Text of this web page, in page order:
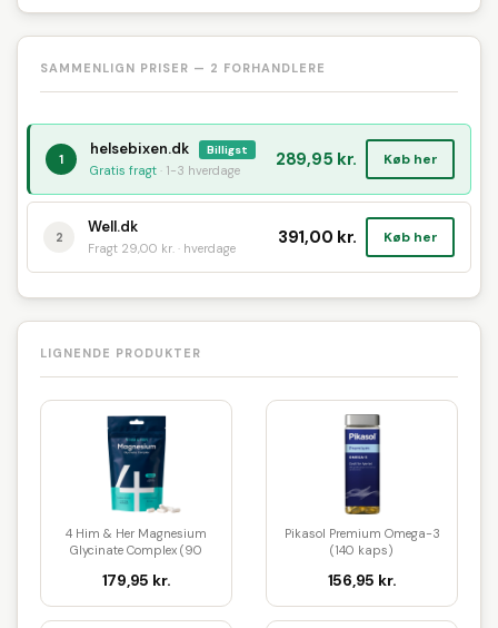
SAMMENLIGN PRISER — 2 FORHANDLERE
1
helsebixen.dk Billigst
Gratis fragt · 1-3 hverdage 289,95 kr. Køb her
2
Well.dk
Fragt 29,00 kr. · hverdage 391,00 kr. Køb her
LIGNENDE PRODUKTER
4 Him & Her Magnesium
Glycinate Complex (90
179,95 kr.
Pikasol Premium Omega-3
(140 kaps)
156,95 kr.